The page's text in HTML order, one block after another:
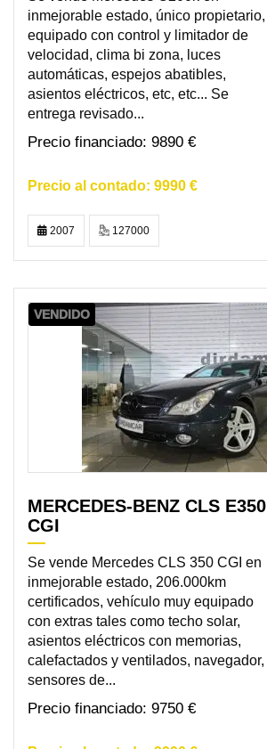
inmejorable estado, único propietario,
equipado con control y limitador de
velocidad, clima bi zona, luces
automáticas, espejos abatibles,
asientos eléctricos, etc, etc... Se
entrega revisado...
9890 €
9990 €
2007 127000
VENDIDO
MERCEDES-BENZ CLS E350
CGI
Se vende Mercedes CLS 350 CGI en
inmejorable estado, 206.000km
certificados, vehículo muy equipado
con extras tales como techo solar,
asientos eléctricos con memorias,
calefactados y ventilados, navegador,
sensores de...
9750 €